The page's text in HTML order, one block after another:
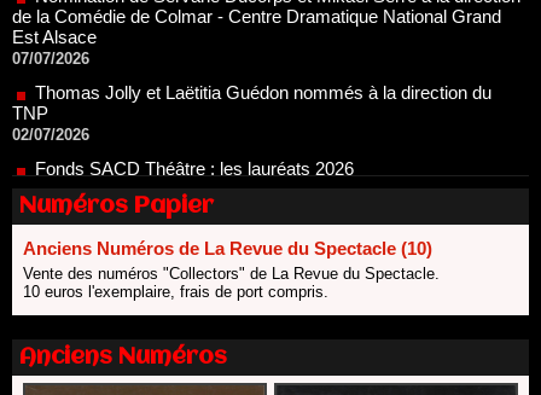
07/07/2026
Thomas Jolly et Laëtitia Guédon nommés à la direction du
TNP
02/07/2026
Fonds SACD Théâtre : les lauréats 2026
23/06/2026
Dispositif ARTCENA Écrire pour le cirque, les lauréats 2026 !
20/06/2026
Le palmarès des prix SACD 2026
18/06/2026
Les 10 lauréats du Fonds Grandes Formes Théâtre 2026
Nomination de Nathalie Garraud et Olivier Saccomano à la
direction du Théâtre de Gennevilliers - CDN
Numéros Papier
Anciens Numéros de La Revue du Spectacle (10)
Vente des numéros "Collectors" de La Revue du Spectacle.
10 euros l'exemplaire, frais de port compris.
Anciens Numéros